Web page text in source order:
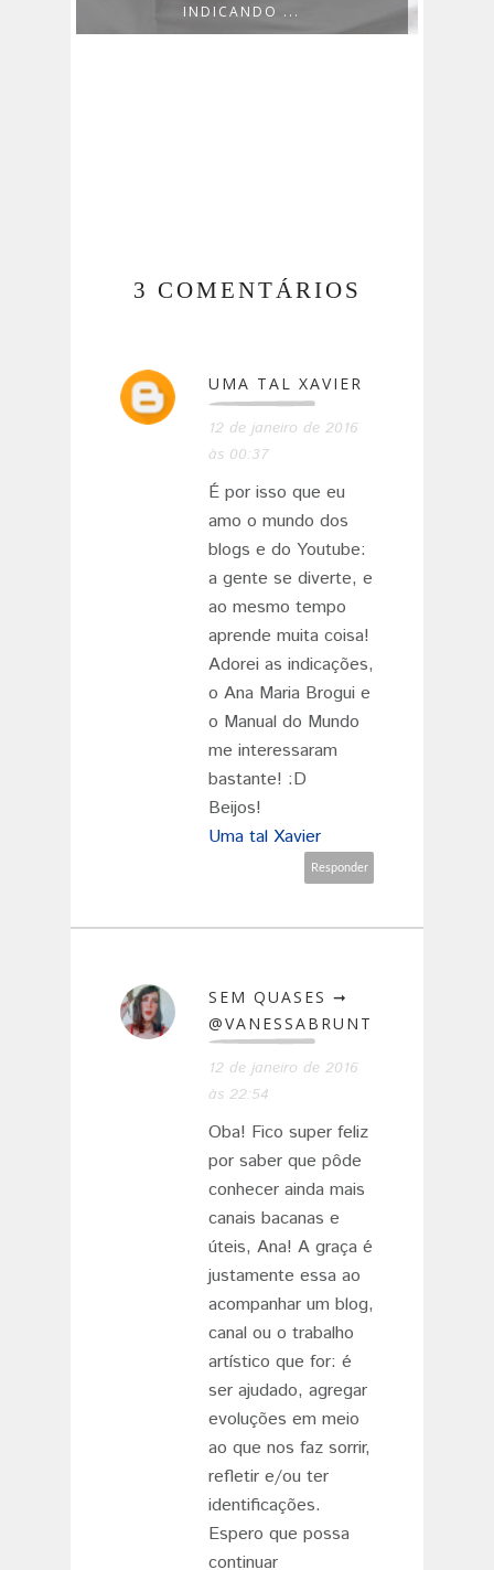
INDICANDO ...
3 COMENTÁRIOS
UMA TAL XAVIER
12 de janeiro de 2016
às 00:37
É por isso que eu
amo o mundo dos
blogs e do Youtube:
a gente se diverte, e
ao mesmo tempo
aprende muita coisa!
Adorei as indicações,
o Ana Maria Brogui e
o Manual do Mundo
me interessaram
bastante! :D
Beijos!
Uma tal Xavier
Responder
SEM QUASES ➞
@VANESSABRUNT
12 de janeiro de 2016
às 22:54
Oba! Fico super feliz
por saber que pôde
conhecer ainda mais
canais bacanas e
úteis, Ana! A graça é
justamente essa ao
acompanhar um blog,
canal ou o trabalho
artístico que for: é
ser ajudado, agregar
evoluções em meio
ao que nos faz sorrir,
refletir e/ou ter
identificações.
Espero que possa
continuar